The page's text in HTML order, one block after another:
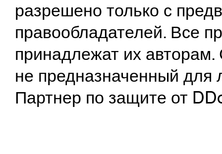
разрешено только с
правообладателей. Все
принадлежат их
не предназначенный
Партнер по защите от